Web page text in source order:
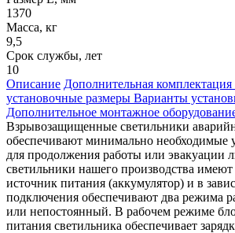
1370
Масса, кг
9,5
Срок службы, лет
10
Описание Дополнительная комплектация
установочные размеры Варианты
Дополнительное монтажное
Взрывозащищенные светильники
обеспечивают минимально необходимые
для продолжения работы или эвакуации
светильники нашего производства
источник питания (аккумулятор) и в
подключения обеспечивают два режима
или непостоянный. В рабочем режиме
питания светильника обеспечивает